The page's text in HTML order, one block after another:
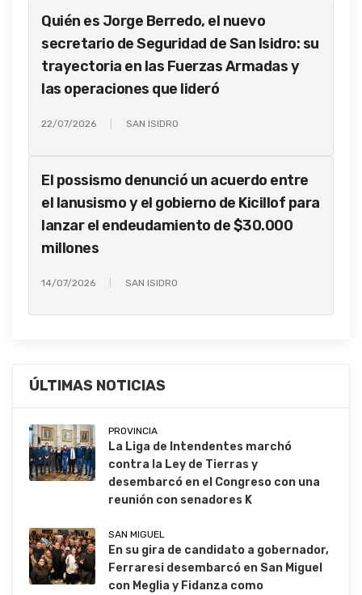
Quién es Jorge Berredo, el nuevo
secretario de Seguridad de San Isidro: su
trayectoria en las Fuerzas Armadas y
las operaciones que lideró
22/07/2026 SAN ISIDRO
El possismo denunció un acuerdo entre
el lanusismo y el gobierno de Kicillof para
lanzar el endeudamiento de $30.000
millones
14/07/2026 SAN ISIDRO
ÚLTIMAS NOTICIAS
PROVINCIA
La Liga de Intendentes marchó
contra la Ley de Tierras y
desembarcó en el Congreso con una
reunión con senadores K
SAN MIGUEL
En su gira de candidato a gobernador,
Ferraresi desembarcó en San Miguel
con Meglia y Fidanza como